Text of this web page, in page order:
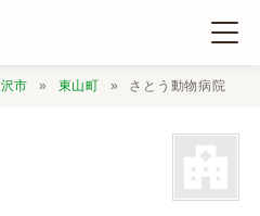
市 東山町 さとう動物病院